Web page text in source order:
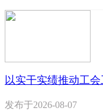
以实干实绩推动工
发布于2026-08-07